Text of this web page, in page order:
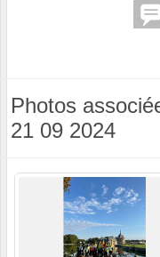
Photos
21 09 2024